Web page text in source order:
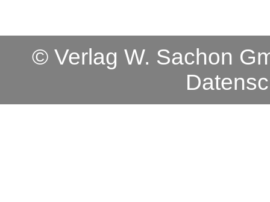
© Verlag W. Sachon